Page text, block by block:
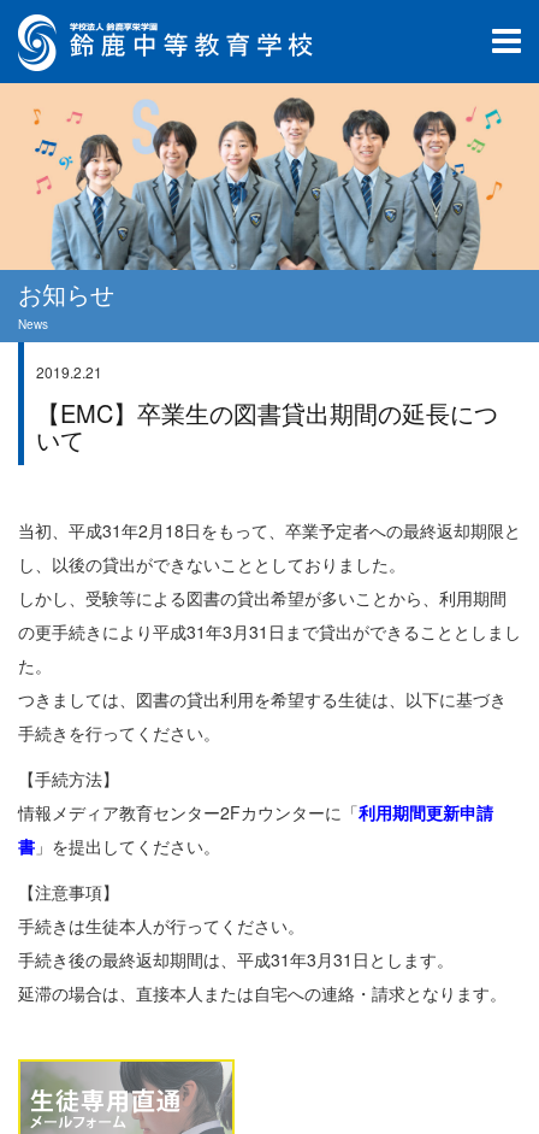
お知らせ
News
2019.2.21
【EMC】卒業生の図書貸出期間の延長につ
いて
当初、平成31年2月18日をもって、卒業予定者への最終返却期限と
し、以後の貸出ができないこととしておりました。
しかし、受験等による図書の貸出希望が多いことから、利用期間
の更手続きにより平成31年3月31日まで貸出ができることとしまし
た。
つきましては、図書の貸出利用を希望する生徒は、以下に基づき
手続きを行ってください。
【手続方法】
情報メディア教育センター2Fカウンターに「利用期間更新申請
書 」を提出してください。
【注意事項】
手続きは生徒本人が行ってください。
手続き後の最終返却期間は、平成31年3月31日とします。
延滞の場合は、直接本人または自宅への連絡・請求となります。